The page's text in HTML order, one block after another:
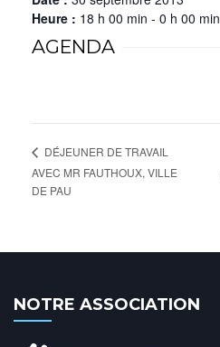
Heure : 18 h 00 min - 0 h 00 min
AGENDA
DÉJEUNER DE TRAVAIL
AVEC MR FAUTHOUX, VILLE
DE PAU
NOTRE ASSOCIATION